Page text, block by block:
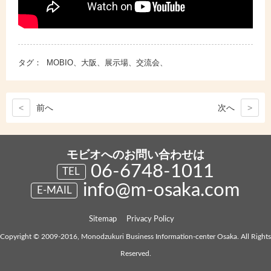
タグ： MOBIO、大阪、展示場、交流会、
< 前へ 次へ >
モビオへのお問い合わせは
TEL 06-6748-1011
E-MAIL info@m-osaka.com
Sitemap Privacy Policy
Copyright © 2009-2016, Monodzukuri Business Information-center Osaka. All Rights
Reserved.